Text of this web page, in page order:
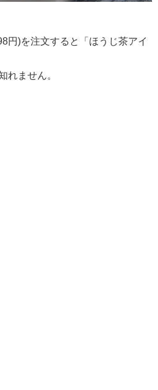
円)を注文すると「ほうじ茶アイ
れません。